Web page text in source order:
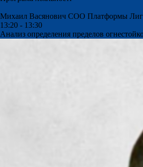
Михаил Васянович СОО Платформы
13:20 - 13:30
Анализ определения пределов